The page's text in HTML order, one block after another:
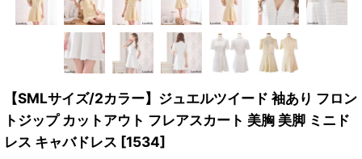
【SMLサイズ/2カラー】ジュエルツイード 袖あり フロン
トジップ カットアウト フレアスカート 美胸 美脚 ミニド
レス キャバドレス [1534]